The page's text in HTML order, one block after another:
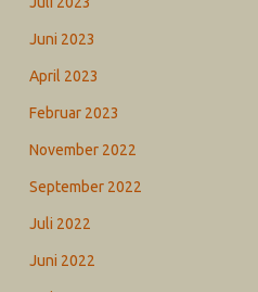
Juni 2023
April 2023
Februar 2023
November 2022
September 2022
Juli 2022
Juni 2022